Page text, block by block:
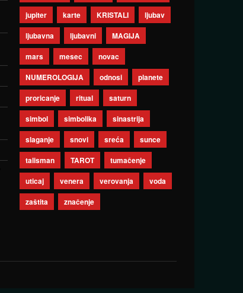
jupiter
karte KRISTALI
ljubav
ljubavna
ljubavni
MAGIJA
mars
mesec
novac
NUMEROLOGIJA
odnosi
planete
proricanje
ritual
saturn
simbol
simbolika
sinastrija
slaganje
snovi sreća
sunce
talisman
TAROT
tumačenje
uticaj
venera verovanja
voda
zaštita
značenje